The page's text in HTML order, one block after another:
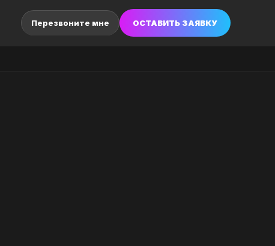
Перезвоните мне ОСТАВИТЬ ЗАЯВКУ